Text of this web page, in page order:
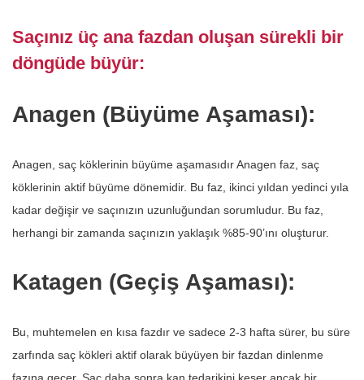
Saçınız üç ana fazdan oluşan sürekli bir
döngüde büyür:
Anagen (Büyüme Aşaması):
Anagen, saç köklerinin büyüme aşamasıdır Anagen faz, saç
köklerinin aktif büyüme dönemidir. Bu faz, ikinci yıldan yedinci yıla
kadar değişir ve saçınızın uzunluğundan sorumludur. Bu faz,
herhangi bir zamanda saçınızın yaklaşık %85-90’ını oluşturur.
Katagen (Geçiş Aşaması):
Bu, muhtemelen en kısa fazdır ve sadece 2-3 hafta sürer, bu süre
zarfında saç kökleri aktif olarak büyüyen bir fazdan dinlenme
fazına geçer. Saç daha sonra kan tedarikini keser ancak bir